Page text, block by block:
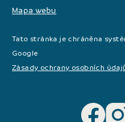
Mapa webu
Tato stránka je chráněna
Google
Zásady ochrany osobních